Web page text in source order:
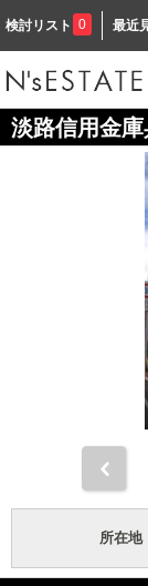
検討リスト 0 最近
淡路信用金
所在地